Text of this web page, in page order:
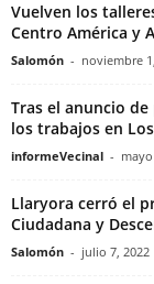
Vuelven los
Centro América y
Salomón - noviembre
Tras el anuncio
los trabajos en
informeVecinal -
Llaryora cerró el
Ciudadana y
Salomón - julio 7, 2022